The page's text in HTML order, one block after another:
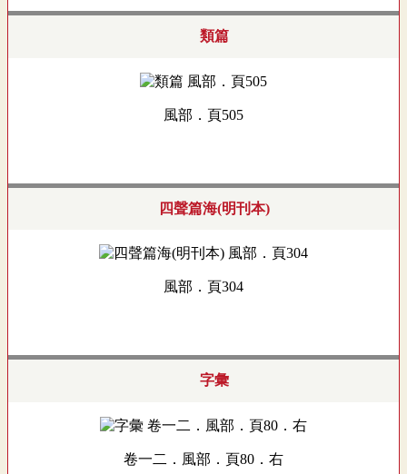
類篇
風部．頁505
四聲篇海(明刊本)
風部．頁304
字彙
卷一二．風部．頁80．右